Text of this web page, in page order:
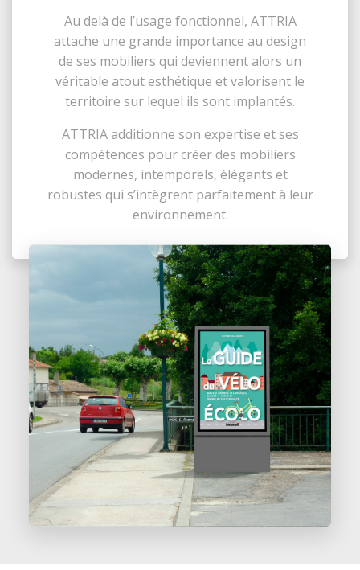
Au delà de l’usage fonctionnel, ATTRIA
attache une grande importance au design
de ses mobiliers qui deviennent alors un
véritable atout esthétique et valorisent le
territoire sur lequel ils sont implantés.
ATTRIA additionne son expertise et ses
compétences pour créer des mobiliers
modernes, intemporels, élégants et
robustes qui s’intègrent parfaitement à leur
environnement.